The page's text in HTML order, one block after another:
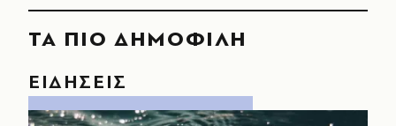
ΤΑ ΠΙΟ ΔΗΜΟΦΙΛΗ
ΕΙΔΗΣΕΙΣ